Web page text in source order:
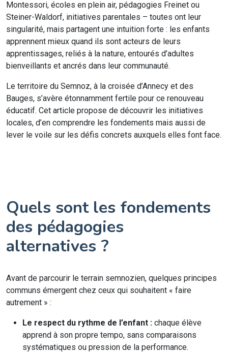
Montessori, écoles en plein air, pédagogies Freinet ou
Steiner-Waldorf, initiatives parentales – toutes ont leur
singularité, mais partagent une intuition forte : les enfants
apprennent mieux quand ils sont acteurs de leurs
apprentissages, reliés à la nature, entourés d’adultes
bienveillants et ancrés dans leur communauté.
Le territoire du Semnoz, à la croisée d’Annecy et des
Bauges, s’avère étonnamment fertile pour ce renouveau
éducatif. Cet article propose de découvrir les initiatives
locales, d’en comprendre les fondements mais aussi de
lever le voile sur les défis concrets auxquels elles font face.
Quels sont les fondements
des pédagogies
alternatives ?
Avant de parcourir le terrain semnozien, quelques principes
communs émergent chez ceux qui souhaitent « faire
autrement » :
Le respect du rythme de l’enfant : chaque élève
apprend à son propre tempo, sans comparaisons
systématiques ou pression de la performance.